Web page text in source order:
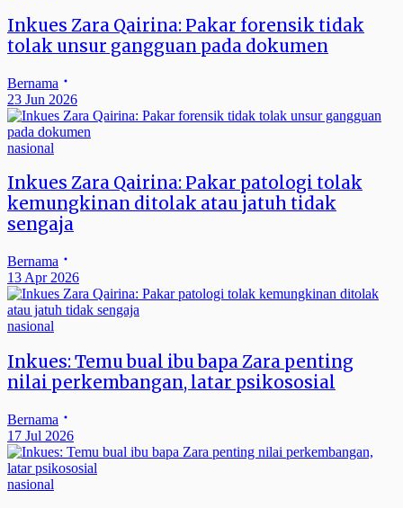
Inkues Zara Qairina: Pakar forensik tidak
tolak unsur gangguan pada dokumen
Bernama
23 Jun 2026
nasional
Inkues Zara Qairina: Pakar patologi tolak
kemungkinan ditolak atau jatuh tidak
sengaja
Bernama
13 Apr 2026
nasional
Inkues: Temu bual ibu bapa Zara penting
nilai perkembangan, latar psikososial
Bernama
17 Jul 2026
nasional